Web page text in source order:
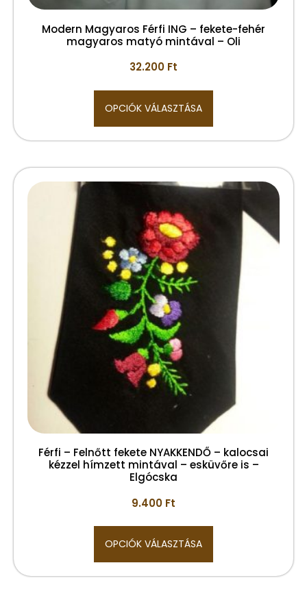
Modern Magyaros Férfi ING – fekete-fehér
magyaros matyó mintával – Oli
32.200 Ft
OPCIÓK VÁLASZTÁSA
Férfi – Felnőtt fekete NYAKKENDŐ – kalocsai
kézzel hímzett mintával – esküvőre is –
Elgócska
9.400 Ft
OPCIÓK VÁLASZTÁSA